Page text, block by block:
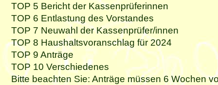
TOP 5 Bericht der Kassenprüferinnen
TOP 6 Entlastung des Vorstandes
TOP 7 Neuwahl der Kassenprüfer/innen
TOP 8 Haushaltsvoranschlag für 2024
TOP 9 Anträge
TOP 10 Verschiedenes
Bitte beachten Sie: Anträge müssen 6 Wochen